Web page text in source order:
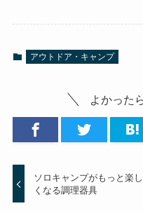
アウトドア・キャンプ
よかった
ソロキャンプがもっと楽し
くなる調理器具